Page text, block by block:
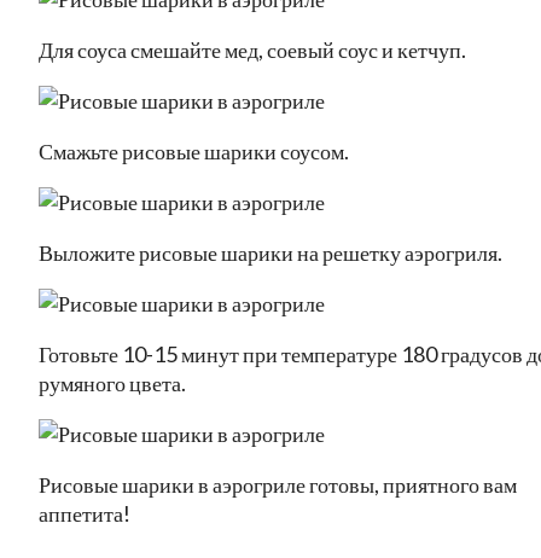
Для соуса смешайте мед, соевый соус и кетчуп.
Смажьте рисовые шарики соусом.
Выложите рисовые шарики на решетку аэрогриля.
Готовьте 10-15 минут при температуре 180 градусов
румяного цвета.
Рисовые шарики в аэрогриле готовы, приятного вам
аппетита!